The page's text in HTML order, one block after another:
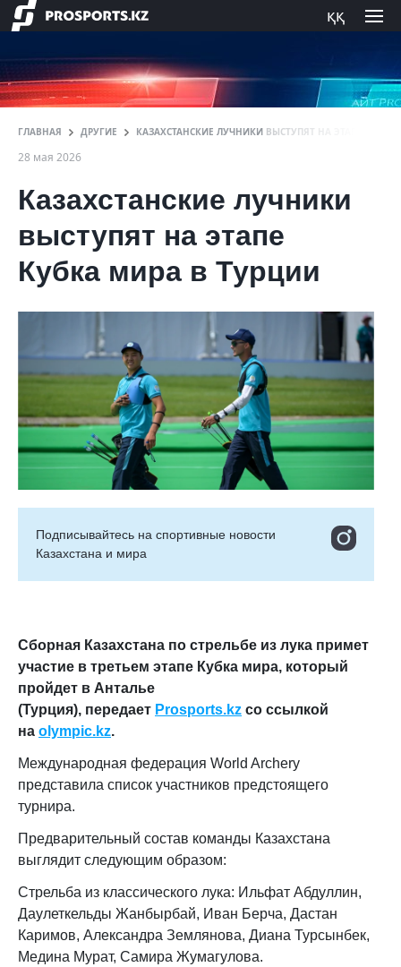
ққ
ГЛАВНАЯ ДРУГИЕ КАЗАХСТАНСКИЕ ЛУЧНИКИ ВЫСТУПЯТ НА ЭТАПЕ
28 мая 2026
Казахстанские лучники
выступят на этапе
Кубка мира в Турции
Подписывайтесь на cпортивные новости
Казахстана и мира
Сборная Казахстана по стрельбе из лука примет
участие в третьем этапе Кубка мира, который
пройдет в Анталье
(Турция), передает Prosports.kz со ссылкой
на olympic.kz.
Международная федерация World Archery
представила список участников предстоящего
турнира.
Предварительный состав команды Казахстана
выглядит следующим образом:
Стрельба из классического лука: Ильфат Абдуллин,
Даулеткельды Жанбырбай, Иван Берча, Дастан
Каримов, Александра Землянова, Диана Турсынбек,
Медина Мурат, Самира Жумагулова.